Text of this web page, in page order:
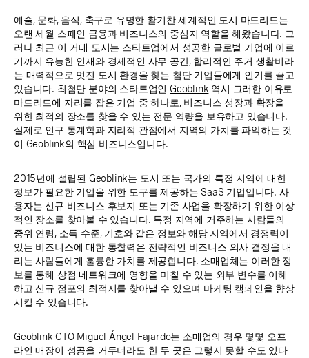
예술, 문화, 음식, 축구로 유명한 활기찬 세계적인 도시 마드리드는
오랜 세월 스페인 금융과 비즈니스의 중심지 역할을 해왔습니다. 그
러나 최근 이 거대 도시는 스타트업에서 성공한 글로벌 기업에 이르
기까지 유능한 인재와 경제적인 사무 공간, 합리적인 주거 생활비라
는 매력적으로 멋진 도시 환경을 찾는 첨단 기업들에게 인기를 끌고
있습니다. 최첨단 분야의 스타트업인 Geoblink 역시 그러한 이유로
마드리드에 자리를 잡은 기업 중 하나로, 비즈니스 성장과 확장을
위한 최적의 장소를 찾을 수 있는 전문 역량을 보유하고 있습니다.
실제로 인구 통계학과 지리적 관점에서 지역의 가치를 파악하는 것
이 Geoblink의 핵심 비즈니스입니다.
2015년에 설립된 Geoblink는 도시 또는 국가의 특정 지역에 대한
정보가 필요한 기업을 위한 도구를 제공하는 SaaS 기업입니다. 사
용자는 신규 비즈니스 후보지 또는 기존 사업을 확장하기 위한 이상
적인 장소를 찾아볼 수 있습니다. 특정 지역에 거주하는 사람들의
중위 연령, 소득 수준, 기호와 같은 정보와 해당 지역에서 경쟁력이
있는 비즈니스에 대한 통찰력은 전략적인 비즈니스 의사 결정을 내
리는 사람들에게 훌륭한 가치를 제공합니다. 소매업체는 이러한 정
보를 통해 상점 네트워크에 영향을 미칠 수 있는 외부 변수를 이해
하고 신규 점포의 최적지를 찾아낼 수 있으며 마케팅 캠페인을 향상
시킬 수 있습니다.
Geoblink CTO Miguel Ángel Fajardo는 소매업의 경우 몇몇 오프
라인 매장이 성공을 거두더라도 한 두 곳은 그렇지 못할 수도 있다